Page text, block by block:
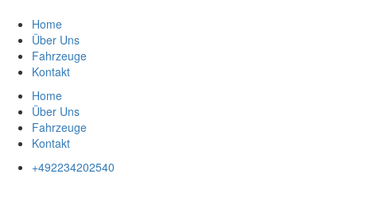
Inhalt
springen
Home
Über Uns
Fahrzeuge
Kontakt
Home
Über Uns
Fahrzeuge
Kontakt
+492234202540